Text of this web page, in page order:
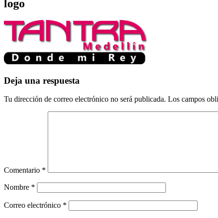
logo
Deja una respuesta
Tu dirección de correo electrónico no será publicada. Los campos
Comentario *
Nombre *
Correo electrónico *